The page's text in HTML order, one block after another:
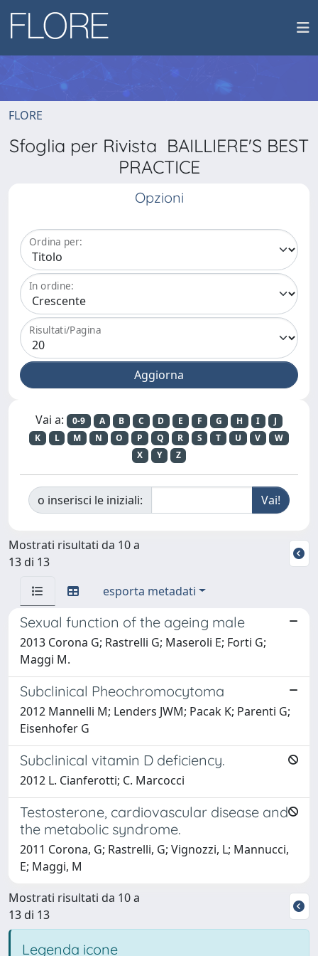
FLORE
Sfoglia per Rivista BAILLIERE'S BEST
PRACTICE
Opzioni
Ordina per:
In ordine:
Risultati/Pagina
Vai a: 0-9 A B C D E F G H I
J
K
L M N O P Q R S T U V
W
X
Y Z
o inserisci le iniziali:
Mostrati risultati da 10 a
13 di 13
esporta metadati
Sexual function of the ageing male
2013 Corona G; Rastrelli G; Maseroli E; Forti G;
Maggi M.
Subclinical Pheochromocytoma
2012 Mannelli M; Lenders JWM; Pacak K; Parenti G;
Eisenhofer G
Subclinical vitamin D deficiency.
2012 L. Cianferotti; C. Marcocci
Testosterone, cardiovascular disease and
the metabolic syndrome.
2011 Corona, G; Rastrelli, G; Vignozzi, L; Mannucci,
E; Maggi, M
Mostrati risultati da 10 a
13 di 13
Legenda icone